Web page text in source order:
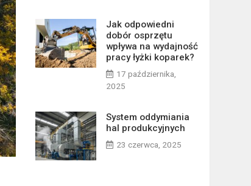
Jak odpowiedni
dobór osprzętu
wpływa na wydajność
pracy łyżki koparek?
17 października,
2025
System oddymiania
hal produkcyjnych
23 czerwca, 2025